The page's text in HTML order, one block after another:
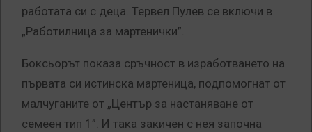
работата си с деца. Тервел Пулев се включи в
„Работилница за мартенички”.
Боксьорът показа сръчност в изработването на
първата си истинска мартеница, подпомогнат от
малчуганите от „Център за настаняване от
семеен тип 1”. И така закичен с нея започна